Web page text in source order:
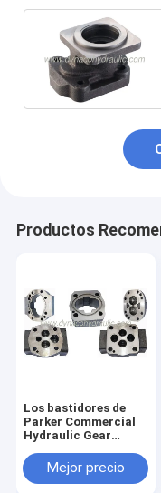
Productos
Los bastidores de
Parker Commercial
Hydraulic Gear
viviendas
Mejor precio